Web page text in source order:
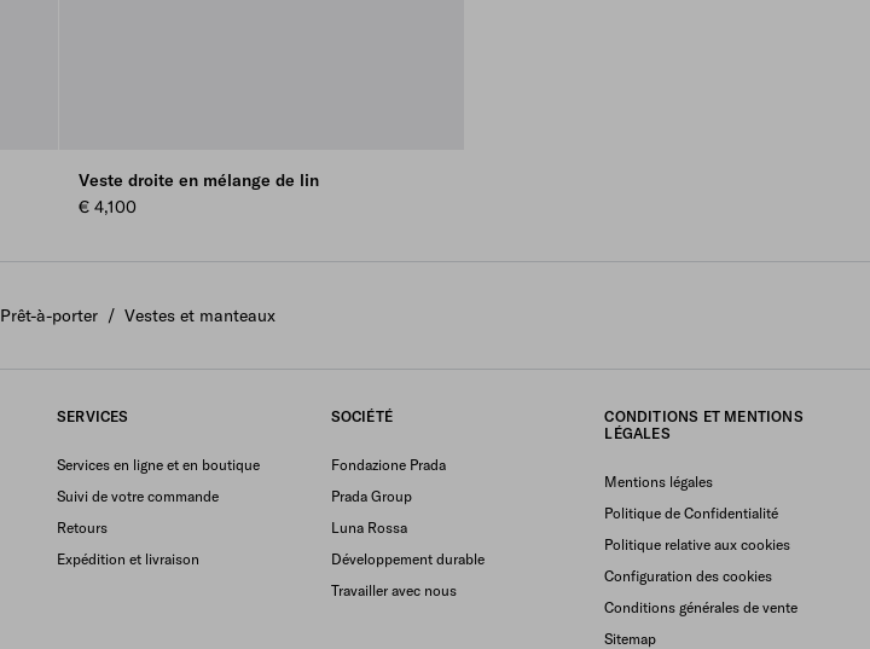
Veste droite en mélange de lin
€ 4,100
Prêt-à-porter / Vestes et manteaux
SERVICES
Services en ligne et en boutique
Suivi de votre commande
Retours
Expédition et livraison
SOCIÉTÉ
Fondazione Prada
Prada Group
Luna Rossa
Développement durable
Travailler avec nous
CONDITIONS ET MENTIONS
LÉGALES
Mentions légales
Politique de Confidentialité
Politique relative aux cookies
Configuration des cookies
Conditions générales de vente
Sitemap